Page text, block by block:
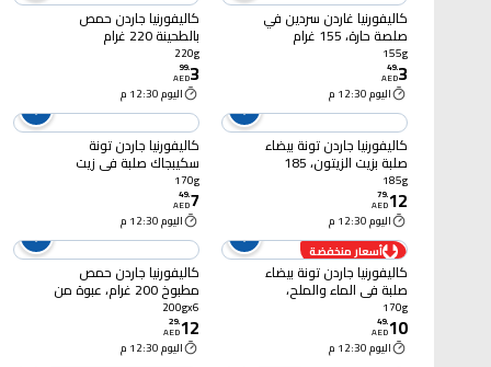
كاليفورنيا غاردن سردين في
صلصة حارة، 155 غرام
155g
3
.
49
AED
اليوم 12:30 م
كاليفورنيا جاردن حمص
بالطحينة 220 غرام
220g
3
.
99
AED
اليوم 12:30 م
كاليفورنيا جاردن تونة بيضاء
صلبة بزيت الزيتون، 185
غرام
185g
12
.
79
AED
اليوم 12:30 م
كاليفورنيا جاردن تونة
سكيبجاك صلبة في زيت
دوار الشمس، 170 غرام
170g
7
.
49
AED
اليوم 12:30 م
أسعار منخفضة
كاليفورنيا جاردن تونة بيضاء
صلبة في الماء والملح،
170 غرام
170g
10
.
49
AED
اليوم 12:30 م
كاليفورنيا جاردن حمص
مطبوخ 200 غرام، عبوة من
6 قطع
200gx6
12
.
29
AED
اليوم 12:30 م